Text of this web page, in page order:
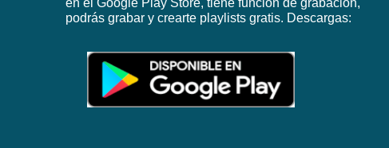
en el Google Play Store, tiene función de grabación,
podrás grabar y crearte playlists gratis. Descargas: